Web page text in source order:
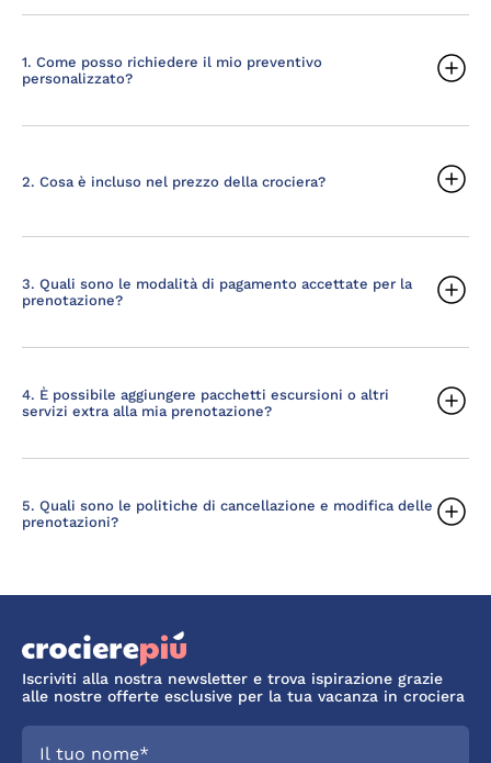
1. Come posso richiedere il mio preventivo
personalizzato?
2. Cosa è incluso nel prezzo della crociera?
3. Quali sono le modalità di pagamento accettate per la
prenotazione?
4. È possibile aggiungere pacchetti escursioni o altri
servizi extra alla mia prenotazione?
5. Quali sono le politiche di cancellazione e modifica delle
prenotazioni?
Iscriviti alla nostra newsletter e trova ispirazione grazie
alle nostre offerte esclusive per la tua vacanza in crociera